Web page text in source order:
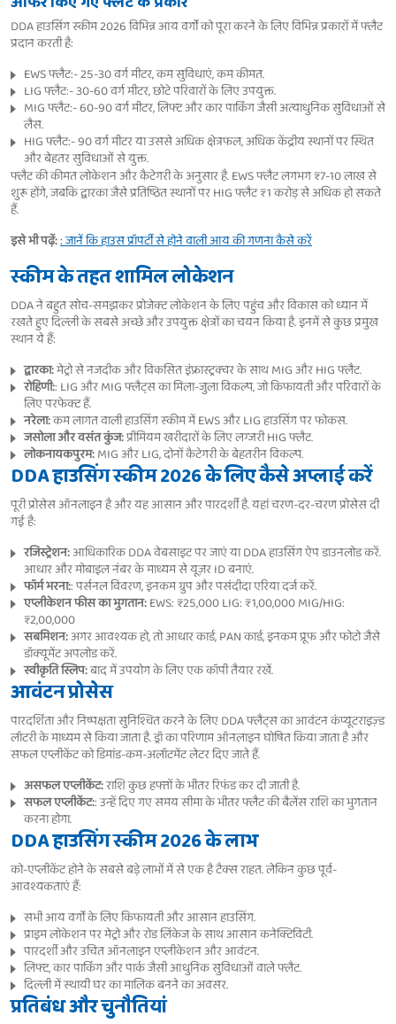
DDA हाउसिंग स्कीम 2026 विभिन्न आय वर्गों को पूरा करने के लिए विभिन्न प्रकारों में फ्लैट
प्रदान करती है:
EWS फ्लैट:- 25-30 वर्ग मीटर, कम सुविधाएं, कम कीमत.
LIG फ्लैट:- 30-60 वर्ग मीटर, छोटे परिवारों के लिए उपयुक्त.
MIG फ्लैट:- 60-90 वर्ग मीटर, लिफ्ट और कार पार्किंग जैसी अत्याधुनिक सुविधाओं से
लैस.
HIG फ्लैट:- 90 वर्ग मीटर या उससे अधिक क्षेत्रफल, अधिक केंद्रीय स्थानों पर स्थित
और बेहतर सुविधाओं से युक्त.
फ्लैट की कीमत लोकेशन और कैटेगरी के अनुसार है. EWS फ्लैट लगभग ₹7-10 लाख से
शुरू होंगे, जबकि द्वारका जैसे प्रतिष्ठित स्थानों पर HIG फ्लैट ₹1 करोड़ से अधिक हो सकते
हैं.
इसे भी पढ़ें:: जानें कि हाउस प्रॉपर्टी से होने वाली आय की गणना कैसे करें
स्कीम के तहत शामिल लोकेशन
DDA ने बहुत सोच-समझकर प्रोजेक्ट लोकेशन के लिए पहुंच और विकास को ध्यान में
रखते हुए दिल्ली के सबसे अच्छे और उपयुक्त क्षेत्रों का चयन किया है. इनमें से कुछ प्रमुख
स्थान ये हैं:
द्वारका:मेट्रो से नजदीक और विकसित इंफ्रास्ट्रक्चर के साथ MIG और HIG फ्लैट.
रोहिणी:: LIG और MIG फ्लैट्स का मिला-जुला विकल्प, जो किफायती और परिवारों के
लिए परफेक्ट हैं.
नरेला:कम लागत वाली हाउसिंग स्कीम में EWS और LIG हाउसिंग पर फोकस.
जसोला और वसंत कुंज:प्रीमियम खरीदारों के लिए लग्जरी HIG फ्लैट.
लोकनायकपुरम:MIG और LIG, दोनों कैटेगरी के बेहतरीन विकल्प.
DDA हाउसिंग स्कीम 2026 के लिए कैसे अप्लाई करें
पूरी प्रोसेस ऑनलाइन है और यह आसान और पारदर्शी है. यहां चरण-दर-चरण प्रोसेस दी
गई है:
रजिस्ट्रेशन:आधिकारिक DDA वेबसाइट पर जाएं या DDA हाउसिंग ऐप डाउनलोड करें.
आधार और मोबाइल नंबर के माध्यम से यूज़र ID बनाएं.
फॉर्म भरना:: पर्सनल विवरण, इनकम ग्रुप और पसंदीदा एरिया दर्ज करें.
एप्लीकेशन फीस का भुगतान:EWS: ₹25,000 LIG: ₹1,00,000 MIG/HIG:
₹2,00,000
सबमिशन:अगर आवश्यक हो, तो आधार कार्ड, PAN कार्ड, इनकम प्रूफ और फोटो जैसे
डॉक्यूमेंट अपलोड करें.
स्वीकृति स्लिप:बाद में उपयोग के लिए एक कॉपी तैयार रखें.
आवंटन प्रोसेस
पारदर्शिता और निष्पक्षता सुनिश्चित करने के लिए DDA फ्लैट्स का आवंटन कंप्यूटराइज़्ड
लॉटरी के माध्यम से किया जाता है. ड्रॉ का परिणाम ऑनलाइन घोषित किया जाता है और
सफल एप्लीकेंट को डिमांड-कम-अलॉटमेंट लेटर दिए जाते हैं.
असफल एप्लीकेंट:राशि कुछ हफ्तों के भीतर रिफंड कर दी जाती है.
सफल एप्लीकेंट:: उन्हें दिए गए समय सीमा के भीतर फ्लैट की बैलेंस राशि का भुगतान
करना होगा.
DDA हाउसिंग स्कीम 2026 के लाभ
को-एप्लीकेंट होने के सबसे बड़े लाभों में से एक है टैक्स राहत. लेकिन कुछ पूर्व-
आवश्यकताएं हैं:
सभी आय वर्गों के लिए किफायती और आसान हाउसिंग.
प्राइम लोकेशन पर मेट्रो और रोड लिंकेज के साथ आसान कनेक्टिविटी.
पारदर्शी और उचित ऑनलाइन एप्लीकेशन और आवंटन.
लिफ्ट, कार पार्किंग और पार्क जैसी आधुनिक सुविधाओं वाले फ्लैट.
दिल्ली में स्थायी घर का मालिक बनने का अवसर.
प्रतिबंध और चुनौतियां